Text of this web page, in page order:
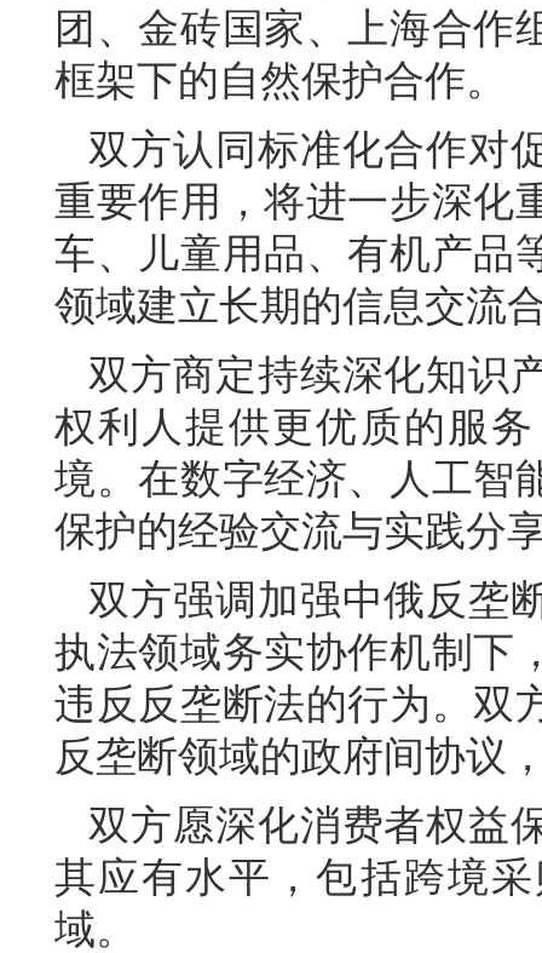
团、金砖国家、上海合作
框架下的自然保护合作。
双方认同标准化合作对
重要作用，将进一步深化
车、儿童用品、有机产品
领域建立长期的信息交流
双方商定持续深化知识
权利人提供更优质的服
境。在数字经济、人工智
保护的经验交流与实践分
双方强调加强中俄反垄
执法领域务实协作机制下
违反反垄断法的行为。双
反垄断领域的政府间协议
双方愿深化消费者权益
其应有水平，包括跨境
域。